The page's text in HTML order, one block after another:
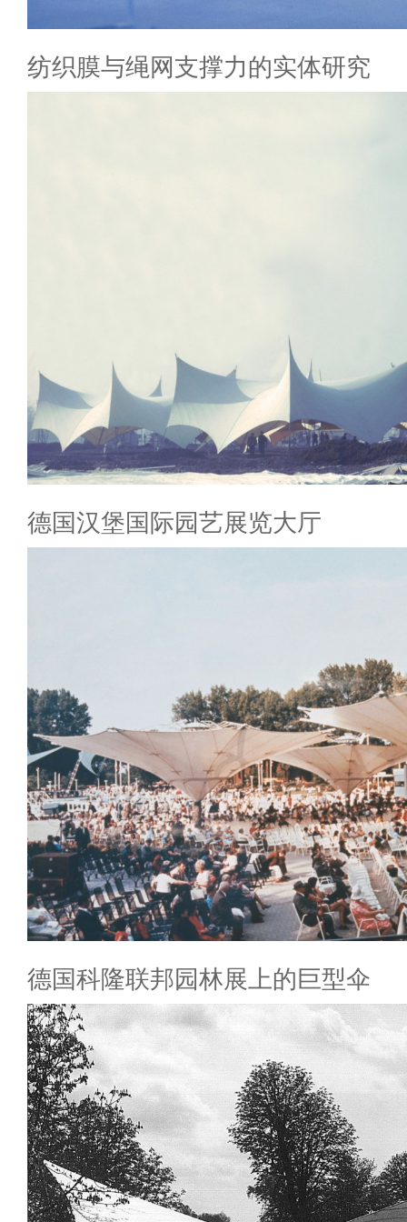
纺织膜与绳网支撑力的实体研究
德国汉堡国际园艺展览大厅
德国科隆联邦园林展上的巨型伞